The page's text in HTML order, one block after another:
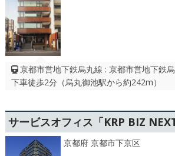
京都市営地下鉄烏丸線 : 京都市営地下鉄
下車徒歩2分（烏丸御池駅から約242m）
サービスオフィス「KRP BIZ NEXT
京都府 京都市下京区